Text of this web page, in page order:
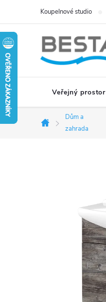
obsah
Koupelnové studio
Veřejný prostor
Domů
Dům a
zahrada